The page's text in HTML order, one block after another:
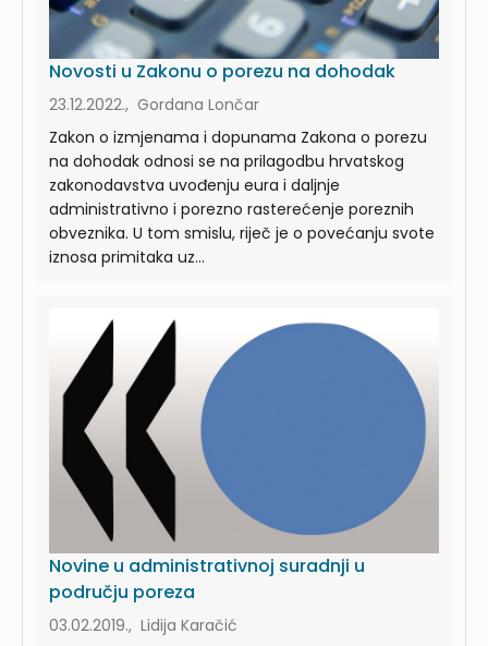
Novosti u Zakonu o porezu na dohodak
23.12.2022., Gordana Lončar
Zakon o izmjenama i dopunama Zakona o porezu
na dohodak odnosi se na prilagodbu hrvatskog
zakonodavstva uvođenju eura i daljnje
administrativno i porezno rasterećenje poreznih
obveznika. U tom smislu, riječ je o povećanju svote
iznosa primitaka uz...
Novine u administrativnoj suradnji u
području poreza
03.02.2019., Lidija Karačić